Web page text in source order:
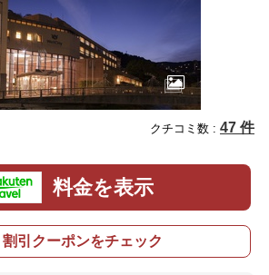
クチコミ数 : 47 件
料金を表示
割引クーポンをチェック